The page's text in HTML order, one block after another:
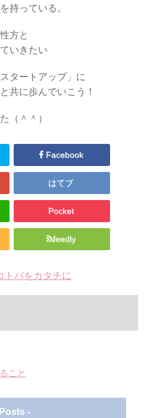
持っている。
方と
いきたい
タートアップ」に
共に歩んでいこう！
（＾＾）
Facebook
はてブ
Pocket
feedly
トバをカタチに
こと
-